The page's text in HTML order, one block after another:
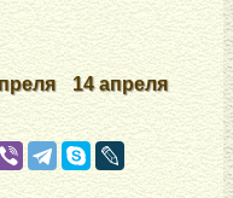
14 апреля